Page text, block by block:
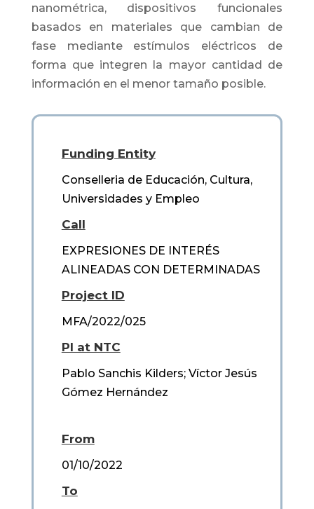
nanométrica, dispositivos funcionales
basados en materiales que cambian de
fase mediante estímulos eléctricos de
forma que integren la mayor cantidad de
información en el menor tamaño posible.
Funding Entity
Conselleria de Educación, Cultura,
Universidades y Empleo
Call
EXPRESIONES DE INTERÉS
ALINEADAS CON DETERMINADAS
Project ID
MFA/2022/025
PI at NTC
Pablo Sanchis Kilders; Víctor Jesús
Gómez Hernández
From
01/10/2022
To